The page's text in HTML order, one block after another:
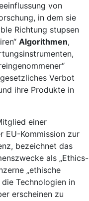
von
in dem sie
Richtung stupsen
Algorithmen,
Verbot
ihre Produkte in
einer
EU-Kommission zur
bezeichnet das
als „Ethics-
„ethische
Technologien in
erscheinen zu